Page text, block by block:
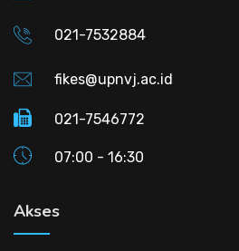
021-7532884
fikes@upnvj.ac.id
021-7546772
07:00 - 16:30
Akses